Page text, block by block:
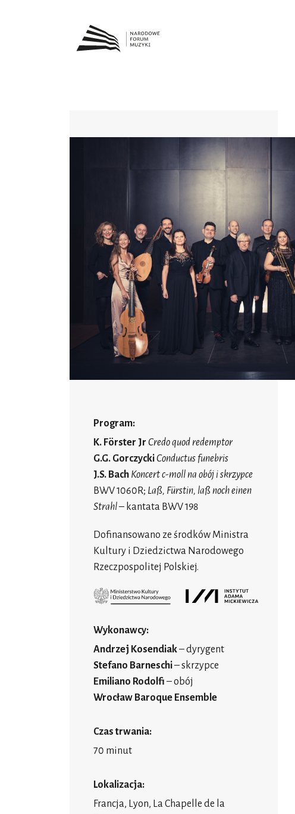
Program:
K. Förster Jr Credo quod redemptor
G.G. GorczyckiConductus funebris
J.S. Bach Koncert c-moll na obój i skrzypce
BWV 1060R; Laß, Fürstin, laß noch einen
Strahl– kantata BWV 198
Dofinansowano ze środków Ministra
Kultury i Dziedzictwa Narodowego
Rzeczpospolitej Polskiej.
Wykonawcy:
Andrzej Kosendiak– dyrygent
Stefano Barneschi– skrzypce
Emiliano Rodolfi – obój
Wrocław Baroque Ensemble
Czas trwania:
70 minut
Lokalizacja:
Francja, Lyon, La Chapelle de la